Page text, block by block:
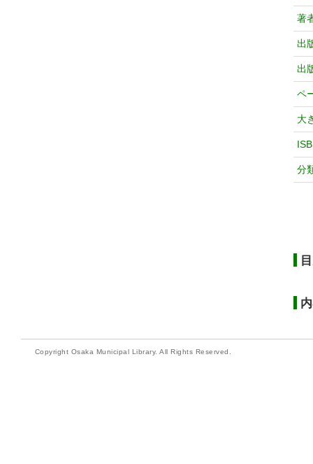
著
出
出
ペ
大
分
Copyright Osaka Municipal Library. All Rights Reserved.